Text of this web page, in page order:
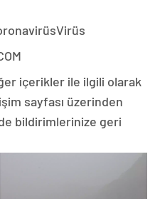
içerikler ile ilgili olarak
sayfası üzerinden
bildirimlerinize geri